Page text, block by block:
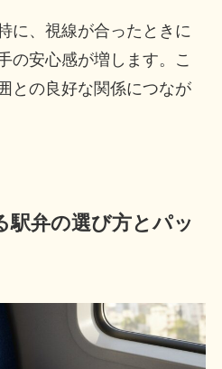
に、視線が合ったときに
の安心感が増します。こ
との良好な関係につなが
駅弁の選び方とパッ